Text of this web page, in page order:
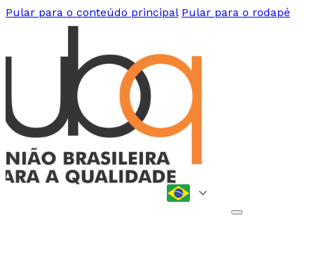
Pular para o conteúdo principal Pular para o rodapé